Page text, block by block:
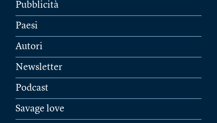
Pubblicità
Paesi
Autori
Newsletter
Podcast
Savage love